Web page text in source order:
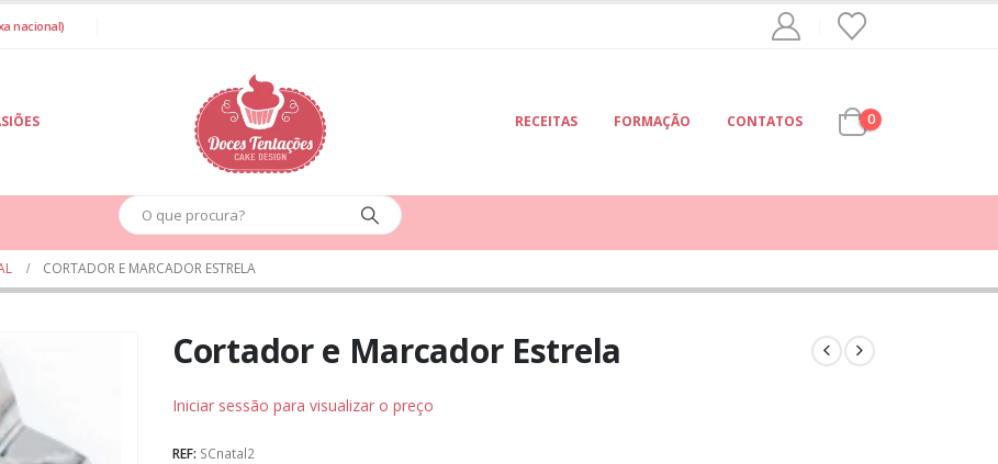
nacional)
RECEITAS FORMAÇÃO CONTATOS 0
CORTADOR E MARCADOR ESTRELA
Cortador e Marcador Estrela
Iniciar sessão para visualizar o preço
REF: SCnatal2